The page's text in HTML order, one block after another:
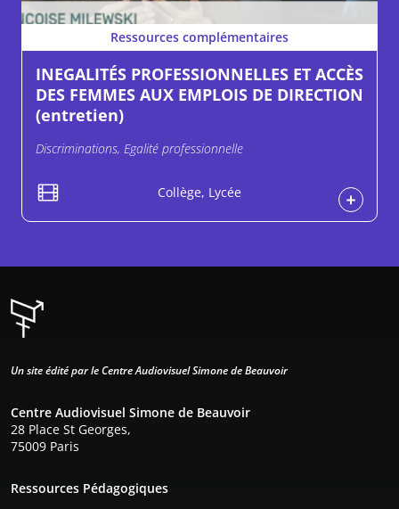
Ressources complémentaires
INEGALITÉS PROFESSIONNELLES ET ACCÈS
DES FEMMES AUX EMPLOIS DE DIRECTION
(entretien)
Discriminations, Egalité professionnelle
Collège, Lycée
Un site édité par le Centre Audiovisuel Simone de Beauvoir
Centre Audiovisuel Simone de Beauvoir
28 Place St Georges,
75009 Paris
Ressources Pédagogiques